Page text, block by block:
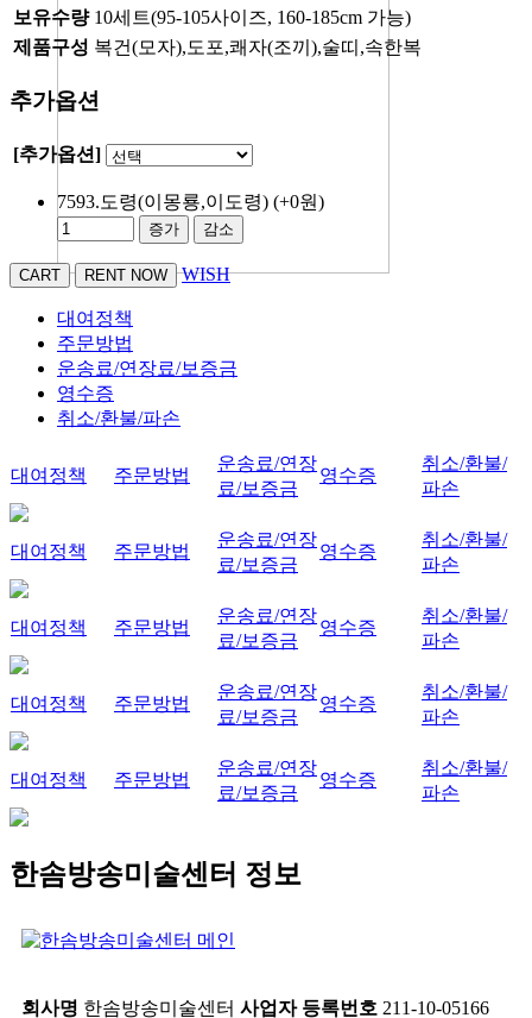
보유수량 10세트(95-105사이즈, 160-185cm 가능)
제품구성 복건(모자),도포,쾌자(조끼),술띠,속한복
추가옵션
[추가옵션]
7593.도령(이몽룡,이도령) (+0원)
증가 감소
WISH
대여정책
주문방법
운송료/연장료/보증금
영수증
취소/환불/파손
대여정책 주문방법
운송료/연장
료/보증금
영수증
취소/환불/
파손
대여정책 주문방법
운송료/연장
료/보증금
영수증
취소/환불/
파손
대여정책 주문방법
운송료/연장
료/보증금
영수증
취소/환불/
파손
대여정책 주문방법
운송료/연장
료/보증금
영수증
취소/환불/
파손
대여정책 주문방법
운송료/연장
료/보증금
영수증
취소/환불/
파손
한솜방송미술센터 정보
회사명 한솜방송미술센터 사업자 등록번호 211-10-05166